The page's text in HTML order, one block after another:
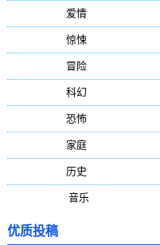
爱情(887)
惊悚(648)
冒险(377)
科幻
恐怖(236)
家庭(195)
历史
音乐
优质投稿